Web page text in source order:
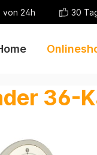
von 24h 30
36-